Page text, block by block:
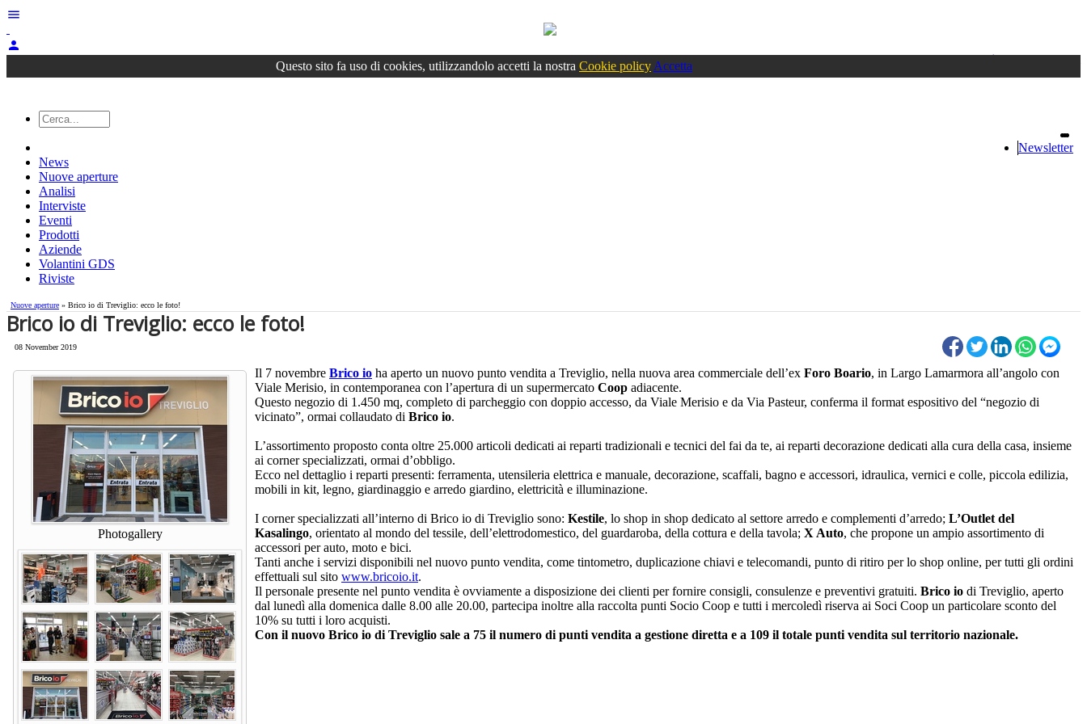
menu
person
Accedioppure registrati
Questo sito fa uso di cookies, utilizzandolo accetti la nostra Cookie policy Accetta
Newsletter
News
Nuove aperture
Analisi
Interviste
Eventi
Prodotti
Aziende
Volantini GDS
Riviste
Nuove aperture » Brico io di Treviglio: ecco le foto!
Brico io di Treviglio: ecco le foto!
08 November 2019
Photogallery
Il 7 novembre Brico io ha aperto un nuovo punto vendita a Treviglio, nella nuova area commerciale dell’ex Foro Boario, in Largo Lamarmora all’angolo con
Viale Merisio, in contemporanea con l’apertura di un supermercato Coop adiacente.
Questo negozio di 1.450 mq, completo di parcheggio con doppio accesso, da Viale Merisio e da Via Pasteur, conferma il format espositivo del “negozio di
vicinato”, ormai collaudato di Brico io.
L’assortimento proposto conta oltre 25.000 articoli dedicati ai reparti tradizionali e tecnici del fai da te, ai reparti decorazione dedicati alla cura della casa, insieme
ai corner specializzati, ormai d’obbligo.
Ecco nel dettaglio i reparti presenti: ferramenta, utensileria elettrica e manuale, decorazione, scaffali, bagno e accessori, idraulica, vernici e colle, piccola edilizia,
mobili in kit, legno, giardinaggio e arredo giardino, elettricità e illuminazione.
I corner specializzati all’interno di Brico io di Treviglio sono: Kestile, lo shop in shop dedicato al settore arredo e complementi d’arredo; L’Outlet del
Kasalingo, orientato al mondo del tessile, dell’elettrodomestico, del guardaroba, della cottura e della tavola; X Auto, che propone un ampio assortimento di
accessori per auto, moto e bici.
Tanti anche i servizi disponibili nel nuovo punto vendita, come tintometro, duplicazione chiavi e telecomandi, punto di ritiro per lo shop online, per tutti gli ordini
effettuali sul sito www.bricoio.it.
Il personale presente nel punto vendita è ovviamente a disposizione dei clienti per fornire consigli, consulenze e preventivi gratuiti. Brico io di Treviglio, aperto
dal lunedì alla domenica dalle 8.00 alle 20.00, partecipa inoltre alla raccolta punti Socio Coop e tutti i mercoledì riserva ai Soci Coop un particolare sconto del
10% su tutti i loro acquisti.
Con il nuovo Brico io di Treviglio sale a 75 il numero di punti vendita a gestione diretta e a 109 il totale punti vendita sul territorio nazionale.